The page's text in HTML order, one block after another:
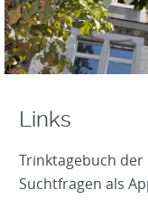
Links
Trinktagebuch
Suchtfragen als